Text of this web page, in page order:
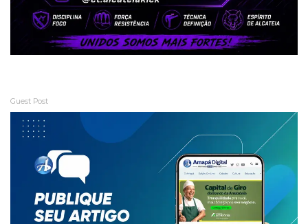
Guest Post